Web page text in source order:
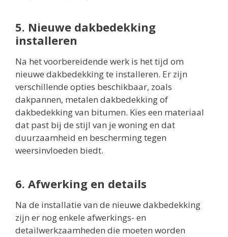
5. Nieuwe dakbedekking
installeren
Na het voorbereidende werk is het tijd om
nieuwe dakbedekking te installeren. Er zijn
verschillende opties beschikbaar, zoals
dakpannen, metalen dakbedekking of
dakbedekking van bitumen. Kies een materiaal
dat past bij de stijl van je woning en dat
duurzaamheid en bescherming tegen
weersinvloeden biedt.
6. Afwerking en details
Na de installatie van de nieuwe dakbedekking
zijn er nog enkele afwerkings- en
detailwerkzaamheden die moeten worden